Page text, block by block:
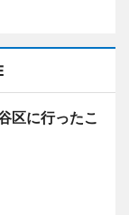
区に行ったこ